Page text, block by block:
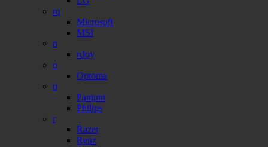
m
Microsoft
MSI
n
nJoy
o
Optoma
p
Pantum
Philips
r
Razer
Renz